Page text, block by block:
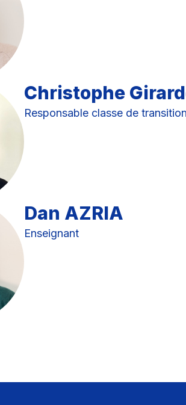
Christophe
Responsable classe de transition
Dan AZRIA
Enseignant